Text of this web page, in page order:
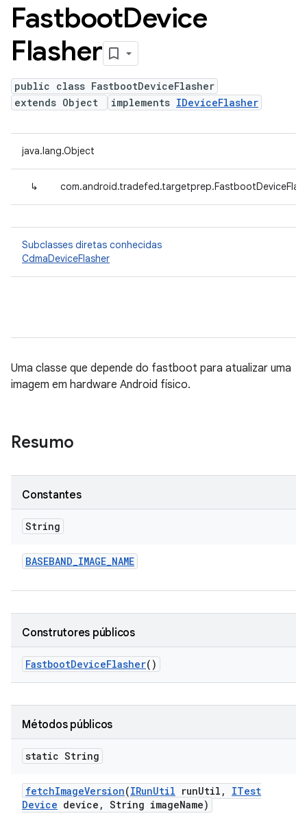
FastbootDevice
Flasher
public class FastbootDeviceFlasher
extends Object
implements IDeviceFlasher
java.lang.Object
↳
Subclasses diretas conhecidas
CdmaDeviceFlasher
Uma classe que depende do fastboot para atualizar uma
imagem em hardware Android físico.
Resumo
Constantes
String
BASEBAND_IMAGE_NAME
Construtores públicos
FastbootDeviceFlasher()
Métodos públicos
static String
fetchImageVersion(IRunUtil runUtil ,
ITest
Device device , String imageName)